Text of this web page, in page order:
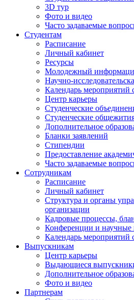
3D тур
Фото и видео
Часто задаваемые
Студентам
Расписание
Личный кабинет
Ресурсы
Молодежный
Научно-
Календарь мероприятий
Центр карьеры
Студенческие
Студенческие
Дополнительное
Бланки заявлений
Стипендии
Предоставление
Часто задаваемые
Сотрудникам
Расписание
Личный кабинет
Структура и органы
организации
Кадровые процессы,
Конференции и научные
Календарь мероприятий
Выпускникам
Центр карьеры
Выдающиеся
Дополнительное
Фото и видео
Партнерам